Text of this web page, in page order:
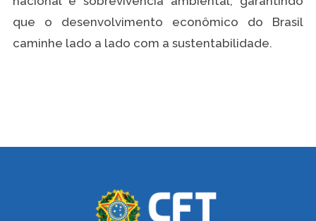
que o desenvolvimento econômico do Brasil
caminhe lado a lado com a sustentabilidade.